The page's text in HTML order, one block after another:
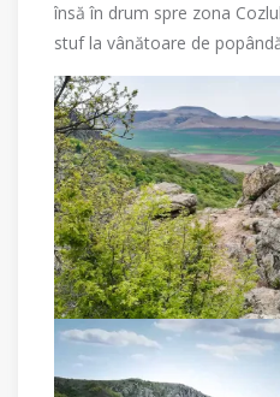
însă în drum spre zona
stuf la vânătoare de